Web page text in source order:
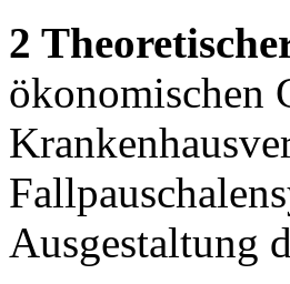
2
ökonomischen
Ausgestaltung